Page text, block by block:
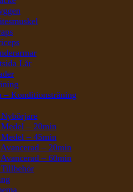
Lår
– Konditionsträning
– 20min
– 45min
– 20min
– 60min